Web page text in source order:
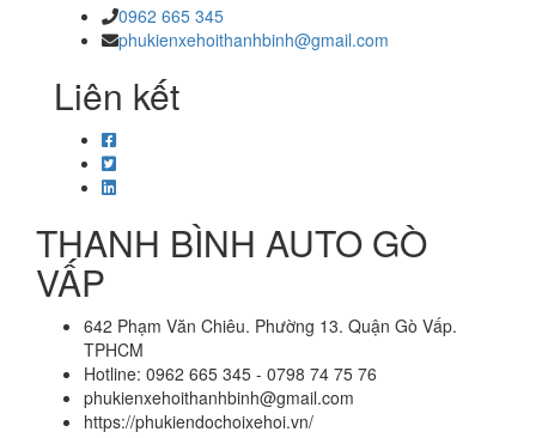
0962 665 345
phukienxehoithanhbinh@gmail.com
Liên kết
THANH BÌNH AUTO GÒ
VẤP
642 Phạm Văn Chiêu. Phường 13. Quận Gò Vấp.
TPHCM
Hotline: 0962 665 345 - 0798 74 75 76
phukienxehoithanhbinh@gmail.com
https://phukiendochoixehoi.vn/